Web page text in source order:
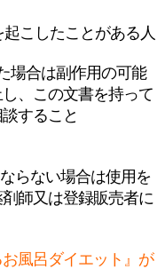
こしたことがある人
場合は副作用の可能
、この文書を持って
すること
らない場合は使用を
師又は登録販売者に
風呂ダイエット』が